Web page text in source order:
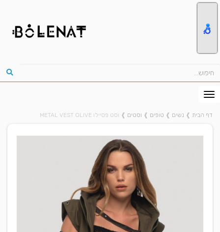
דף הבית ❱ נשים ❱ טופים ❱ וסטים ❱ וסט פסיילו METAL VEST OLIVE